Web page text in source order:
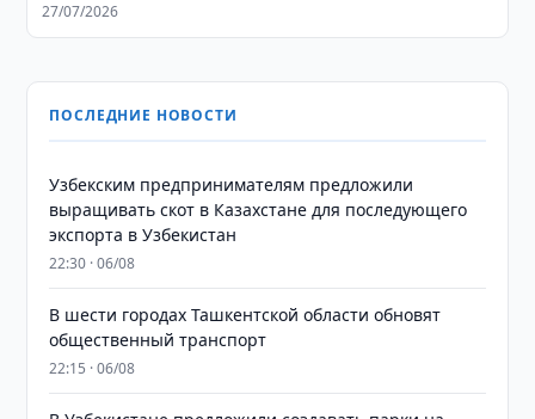
27/07/2026
ПОСЛЕДНИЕ НОВОСТИ
Узбекским предпринимателям предложили
выращивать скот в Казахстане для последующего
экспорта в Узбекистан
22:30 · 06/08
В шести городах Ташкентской области обновят
общественный транспорт
22:15 · 06/08